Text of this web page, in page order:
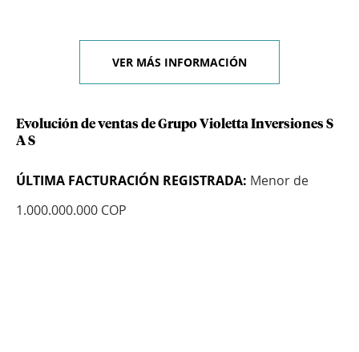
VER MÁS INFORMACIÓN
Evolución de ventas de Grupo Violetta Inversiones S
A S
ÚLTIMA FACTURACIÓN REGISTRADA: Menor de
1.000.000.000 COP